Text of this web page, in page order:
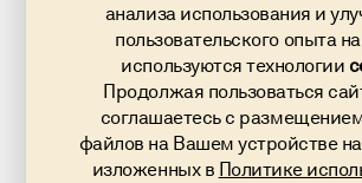
анализа использования и
пользовательского опыта
используются технологии
Продолжая пользоваться
соглашаетесь с
файлов на Вашем устройстве
изложенных в Политике
Кредит на исполнение контракта по
Тендерное сопровождение
Документы
Карта сайта
Контакты
8 800 707 02 23
Звонок по России бесплатный
info@torgi223.ru